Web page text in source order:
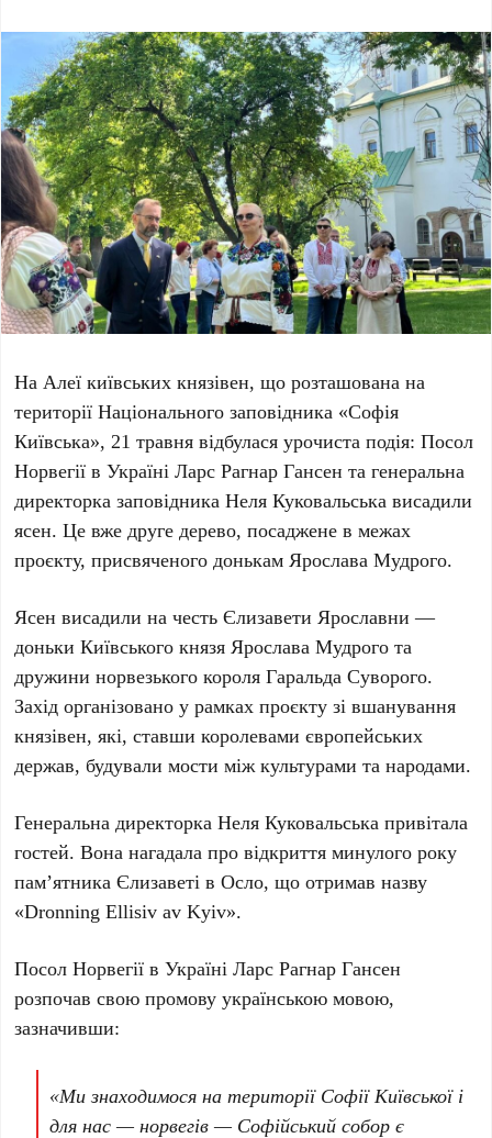
На Алеї київських князівен, що розташована на
територіїНаціонального заповідника «Софія
Київська»,21 травня відбулася урочиста подія: Посол
Норвегії в УкраїніЛарс Рагнар Гансен та генеральна
директорка заповідникаНеля Куковальська висадили
ясен. Це вже друге дерево, посаджене в межах
проєкту, присвяченого донькамЯрослава Мудрого.
Ясен висадили на честьЄлизавети Ярославни —
доньки Київського князяЯрослава Мудрого та
дружини норвезького короляГаральда Суворого.
Захід організовано у рамках проєкту зі вшанування
князівен, які, ставши королевами європейських
держав, будували мости між культурами та народами.
Генеральна директоркаНеля Куковальська привітала
гостей. Вона нагадала про відкриття минулого року
пам’ятникаЄлизаветі вОсло, що отримав назву
«Dronning Ellisiv av Kyiv».
Посол Норвегії в УкраїніЛарс Рагнар Гансен
розпочав свою промову українською мовою,
зазначивши:
«Ми знаходимося на території Софії Київської і
для нас — норвегів — Софійський собор є